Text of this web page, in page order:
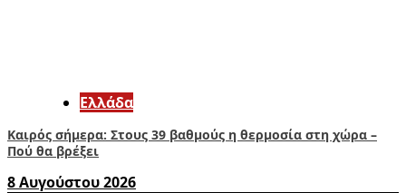
Ελλάδα
Καιρός σήμερα: Στους 39 βαθμούς η θερμοσία στη χώρα –
Πού θα βρέξει
8 Αυγούστου 2026